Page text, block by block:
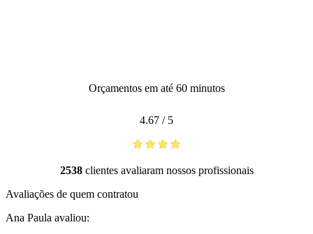
Orçamentos em até 60 minutos
4.67 / 5
2538clientes avaliaram nossos profissionais
Avaliações de quem contratou
Ana Paula avaliou: